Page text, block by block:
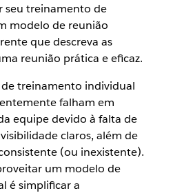
seu treinamento de
modelo de reunião
que descreva as
reunião prática e eficaz.
treinamento individual
falham em
equipe devido à falta de
claros, além de
(ou inexistente).
um modelo de
é simplificar a